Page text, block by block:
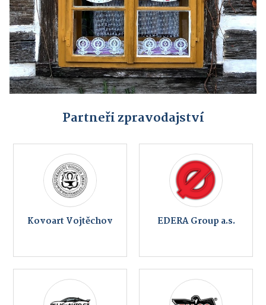
Partneři zpravodajství
Kovoart Vojtěchov EDERA Group a.s.